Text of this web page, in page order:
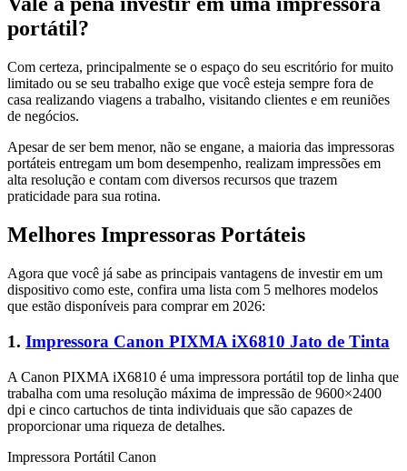
portátil?
Com certeza, principalmente se o espaço do seu escritório for muito
limitado ou se seu trabalho exige que você esteja sempre fora de
casa realizando viagens a trabalho, visitando clientes e em reuniões
de negócios.
Apesar de ser bem menor, não se engane, a maioria das impressoras
portáteis entregam um bom desempenho, realizam impressões em
alta resolução e contam com diversos recursos que trazem
praticidade para sua rotina.
Melhores Impressoras Portáteis
Agora que você já sabe as principais vantagens de investir em um
dispositivo como este, confira uma lista com 5 melhores modelos
que estão disponíveis para comprar em 2026:
1. Impressora Canon PIXMA iX6810 Jato de Tinta
A Canon PIXMA iX6810 é uma impressora portátil top de linha que
trabalha com uma resolução máxima de impressão de 9600×2400
dpi e cinco cartuchos de tinta individuais que são capazes de
proporcionar uma riqueza de detalhes.
Impressora Portátil Canon